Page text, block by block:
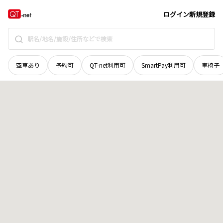
ログイン新規登録
空車あり 予約可 QT-net利用可 SmartPay利用可 車椅子
愛媛県